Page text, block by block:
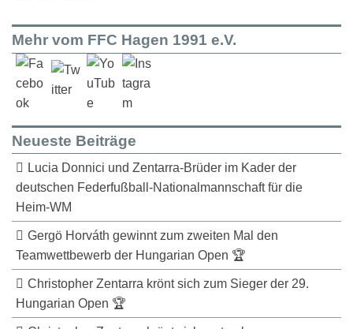
Mehr vom FFC Hagen 1991 e.V.
Neueste Beiträge
Lucia Donnici und Zentarra-Brüder im Kader der
deutschen Federfußball-Nationalmannschaft für die
Heim-WM
Gergö Horváth gewinnt zum zweiten Mal den
Teamwettbewerb der Hungarian Open 🏆
Christopher Zentarra krönt sich zum Sieger der 29.
Hungarian Open 🏆